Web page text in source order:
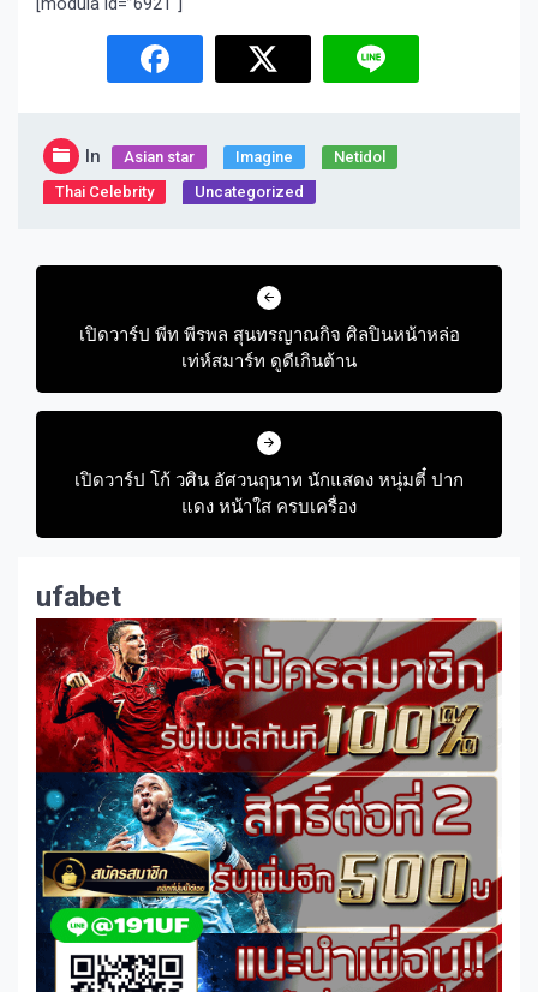
In Asian star Imagine​
Netidol
Thai Celebrity
Uncategorized
Post
เปิดวาร์ป พีท พีรพล สุนทรญาณกิจ ศิลปินหน้าหล่อ
เท่ห์สมาร์ท ดูดีเกินต้าน
เปิดวาร์ป โก้ วศิน อัศวนฤนาท นักแสดง หนุ่มตี๋ ปาก
แดง หน้าใส ครบเครื่อง
ufabet